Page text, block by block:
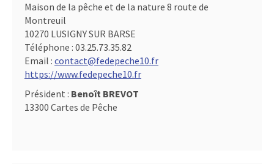
Maison de la pêche et de la nature 8 route de
Montreuil
10270 LUSIGNY SUR BARSE
Téléphone : 03.25.73.35.82
Email : contact@fedepeche10.fr
https://www.fedepeche10.fr
Président : Benoît BREVOT
13300 Cartes de Pêche